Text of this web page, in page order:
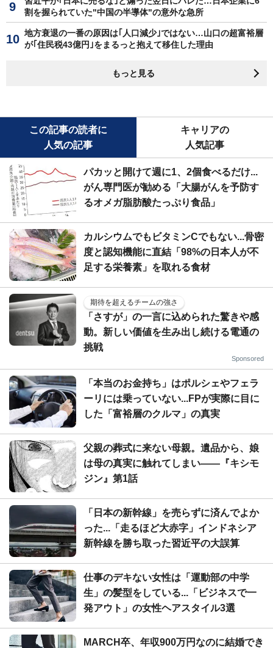
割を握られていた"中国の半導体"の意外な急所
地方衰退の一番の原因は｢人口減少｣ではない…山口の超富裕層
が｢住民税43億円｣をまるっと抱えて移住した理由
もっと見る
この記事の読者に
人気の記事
キャリアの
人気記事
パカッと開けて週に1、2個食べるだけ...
がん専門医が勧める「大腸がんを予防す
るオメガ脂肪酸たっぷり食品」
カルシウムでもビタミンCでもない...骨密
度と認知機能に直結「98%の日本人が不
足する栄養素」を取れる食材
期待を超えるチームの強さ
「さすが」の一言に込められた驚きや感
動。新しい価値を生み出し続ける電通の
挑戦
Sponsored
「本当のお金持ち」はポルシェやフェラ
ーリには乗っていない...FPが実際に目に
した「富裕層のクルマ」の真実
父親の葬式に来ない母親。遺品から、娘
は母の真実に触れてしまい――『キシモ
ジン』第1話
「日本の新幹線」を売らずに済んでよか
った...「走るほど大赤字」インドネシア
新幹線を勝ち取った習近平の大誤算
仕事のデキない女性は「運動部の中学
生」の髪型をしている...「ビジネスで一
発アウト」の女性ヘアスタイル3選
MARCH卒、年収900万円なのに結婚でき